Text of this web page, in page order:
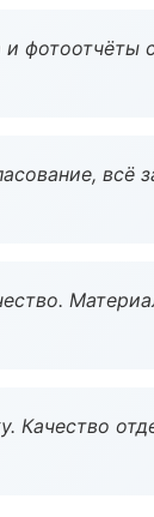
фотоотчёты
всё
Качество